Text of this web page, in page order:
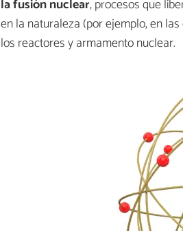
la fusión nuclear, procesos que
en la naturaleza (por ejemplo, en
los reactores y armamento nuclear.